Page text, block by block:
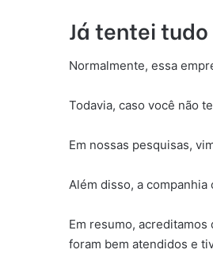
Já tentei
Normalmente, essa
Todavia, caso você não
Em nossas pesquisas,
Além disso, a
Em resumo,
foram bem atendidos e